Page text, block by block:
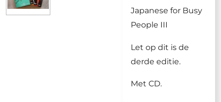
Japanese for Busy
People III
Let op dit is de
derde editie.
Met CD.